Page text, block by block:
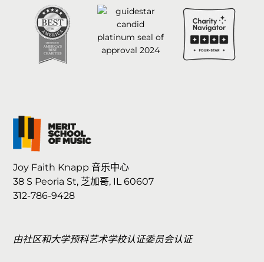
Joy Faith Knapp 音乐中心
38 S Peoria St, 芝加哥, IL 60607
312-786-9428
由社区和大学预科艺术学校认证委员会认证